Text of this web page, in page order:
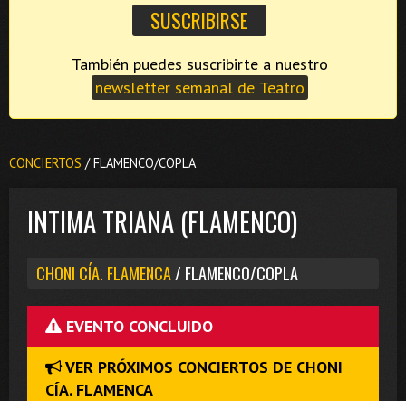
newsletter semanal de Teatro
CONCIERTOS / FLAMENCO/COPLA
INTIMA TRIANA (FLAMENCO)
CHONI CÍA. FLAMENCA/ FLAMENCO/COPLA
EVENTO CONCLUIDO
VER PRÓXIMOS CONCIERTOS DE CHONI
CÍA. FLAMENCA